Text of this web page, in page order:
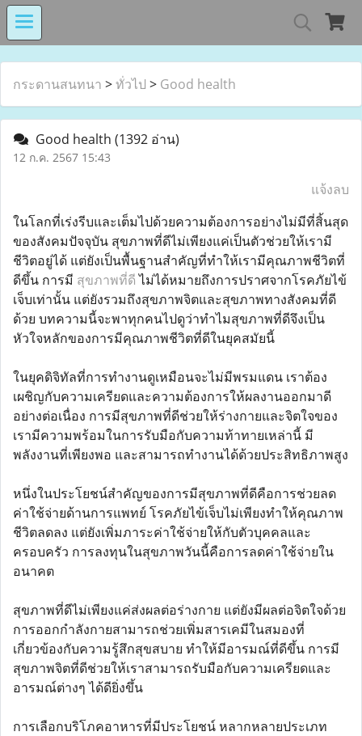
MIND MALL
เงินทุนหมุนเวียนโรงงานในอารักษ์
Center for Persons with
กระดานสนทนา >ทั่วไป > Good health
Good health (1392 อ่าน)
12 ก.ค. 2567 15:43
แจ้งลบ
ในโลกที่เร่งรีบและเต็มไปด้วยความต้องการอย่างไม่มีที่สิ้นสุด
ของสังคมปัจจุบัน สุขภาพที่ดีไม่เพียงแค่เป็นตัวช่วยให้เรามี
ชีวิตอยู่ได้ แต่ยังเป็นพื้นฐานสำคัญที่ทำให้เรามีคุณภาพชีวิตที่
ดีขึ้น การมี สุขภาพที่ดีไม่ได้หมายถึงการปราศจากโรคภัยไข้
เจ็บเท่านั้น แต่ยังรวมถึงสุขภาพจิตและสุขภาพทางสังคมที่ดี
ด้วย บทความนี้จะพาทุกคนไปดูว่าทำไมสุขภาพที่ดีจึงเป็น
หัวใจหลักของการมีคุณภาพชีวิตที่ดีในยุคสมัยนี้
ในยุคดิจิทัลที่การทำงานดูเหมือนจะไม่มีพรมแดน เราต้อง
เผชิญกับความเครียดและความต้องการให้ผลงานออกมาดี
อย่างต่อเนื่อง การมีสุขภาพที่ดีช่วยให้ร่างกายและจิตใจของ
เรามีความพร้อมในการรับมือกับความท้าทายเหล่านี้ มี
พลังงานที่เพียงพอ และสามารถทำงานได้ด้วยประสิทธิภาพสูง
หนึ่งในประโยชน์สำคัญของการมีสุขภาพที่ดีคือการช่วยลด
ค่าใช้จ่ายด้านการแพทย์ โรคภัยไข้เจ็บไม่เพียงทำให้คุณภาพ
ชีวิตลดลง แต่ยังเพิ่มภาระค่าใช้จ่ายให้กับตัวบุคคลและ
ครอบครัว การลงทุนในสุขภาพวันนี้คือการลดค่าใช้จ่ายใน
อนาคต
สุขภาพที่ดีไม่เพียงแค่ส่งผลต่อร่างกาย แต่ยังมีผลต่อจิตใจด้วย
การออกกำลังกายสามารถช่วยเพิ่มสารเคมีในสมองที่
เกี่ยวข้องกับความรู้สึกสุขสบาย ทำให้มีอารมณ์ที่ดีขึ้น การมี
สุขภาพจิตที่ดีช่วยให้เราสามารถรับมือกับความเครียดและ
อารมณ์ต่างๆ ได้ดียิ่งขึ้น
การเลือกบริโภคอาหารที่มีประโยชน์ หลากหลายประเภท